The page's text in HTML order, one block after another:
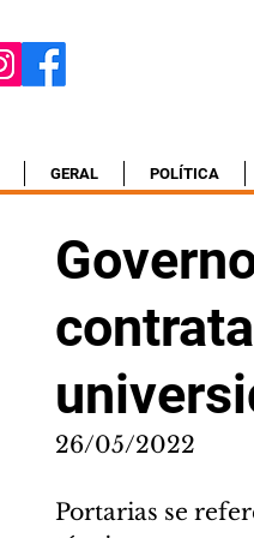
GERAL POLÍTICA
26/05/2022
Portarias se